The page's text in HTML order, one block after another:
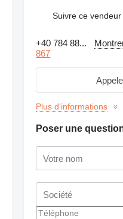
Suivre ce vendeur
+40 784 88...
867
Plus d'informations
Poser une